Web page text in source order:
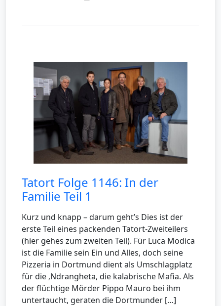
Tatort Folge 1146: In der
Familie Teil 1
Kurz und knapp – darum geht’s Dies ist der
erste Teil eines packenden Tatort-Zweiteilers
(hier gehes zum zweiten Teil). Für Luca Modica
ist die Familie sein Ein und Alles, doch seine
Pizzeria in Dortmund dient als Umschlagplatz
für die ‚Ndrangheta, die kalabrische Mafia. Als
der flüchtige Mörder Pippo Mauro bei ihm
untertaucht, geraten die Dortmunder […]